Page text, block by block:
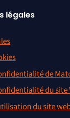
légales
de
du site
du site